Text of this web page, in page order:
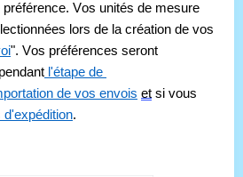
Vos unités de mesure
lors de la création de vos
". Vos préférences seront
l'étape de
de vos envois et si vous
d'expédition.